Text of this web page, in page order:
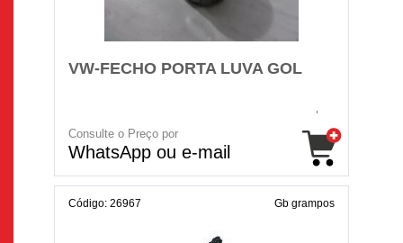
VW-FECHO PORTA LUVA GOL
Consulte o Preço por
WhatsApp ou e-mail
Código: 26967 Gb grampos